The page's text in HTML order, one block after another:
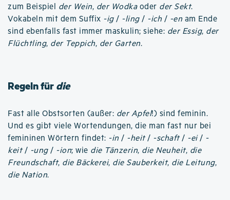
zum Beispiel der Wein, der Wodkaoder der Sekt.
Vokabeln mit dem Suffix -ig/ -ling/ -ich / -en am Ende
sind ebenfalls fast immer maskulin; siehe: der Essig, der
Flüchtling, der Teppich, der Garten.
Regeln fürdie
Fast alle Obstsorten (außer: der Apfel!) sind feminin.
Und es gibt viele Wortendungen, die man fast nur bei
femininen Wörtern findet: -in / -heit/ -schaft/ -ei/ -
keit/ -ung/ -ion; wie die Tänzerin, die Neuheit, die
Freundschaft, die Bäckerei, die Sauberkeit, die Leitung,
die Nation.